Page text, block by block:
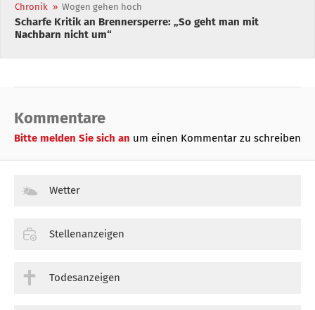
Chronik » Wogen gehen hoch
Scharfe Kritik an Brennersperre: „So geht man mit
Nachbarn nicht um“
Kommentare
Bitte melden Sie sich an um einen Kommentar zu schreiben
Wetter
Stellenanzeigen
Todesanzeigen